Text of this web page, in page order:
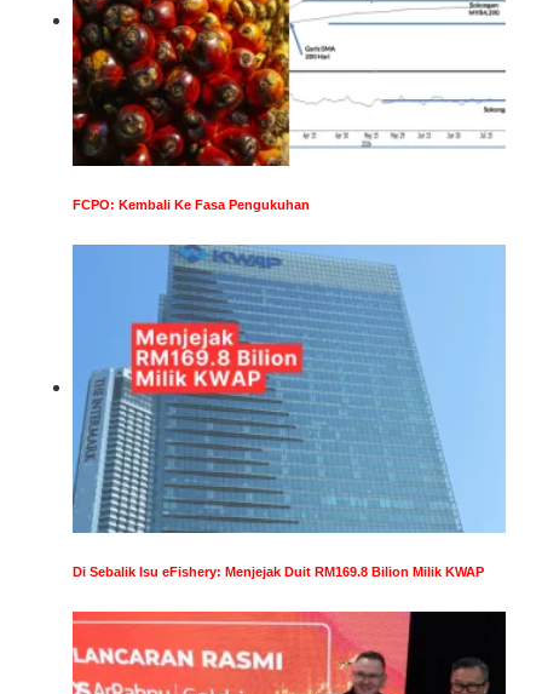
FCPO: Kembali Ke Fasa Pengukuhan
Di Sebalik Isu eFishery: Menjejak Duit RM169.8 Bilion Milik KWAP